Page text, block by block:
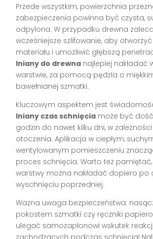
Przede wszystkim, powierzchnia
zabezpieczenia powinna być czysta,
odpylona. W przypadku drewna
wcześniejsze szlifowanie, aby
materiału i umożliwić głębszą
lniany do drewna najlepiej nakładać
warstwie, za pomocą pędzla o
bawełnianej szmatki.
Kluczowym aspektem jest
lniany czas schnięcia może być
godzin do nawet kilku dni, w
otoczenia. Aplikacja w ciepłym,
wentylowanym pomieszczeniu
proces schnięcia. Warto też pamiętać,
warstwy można nakładać dopiero po
wyschnięciu poprzedniej.
Ważna uwaga bezpieczeństwa:
pokostem szmatki czy ręczniki
ulegać samozapłonowi wskutek
zachodzących podczas schnięcia!